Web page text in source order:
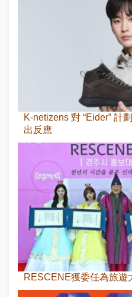
K-netizens 對 “Eider” 計
出反應
RESCENE獲委任為旅遊